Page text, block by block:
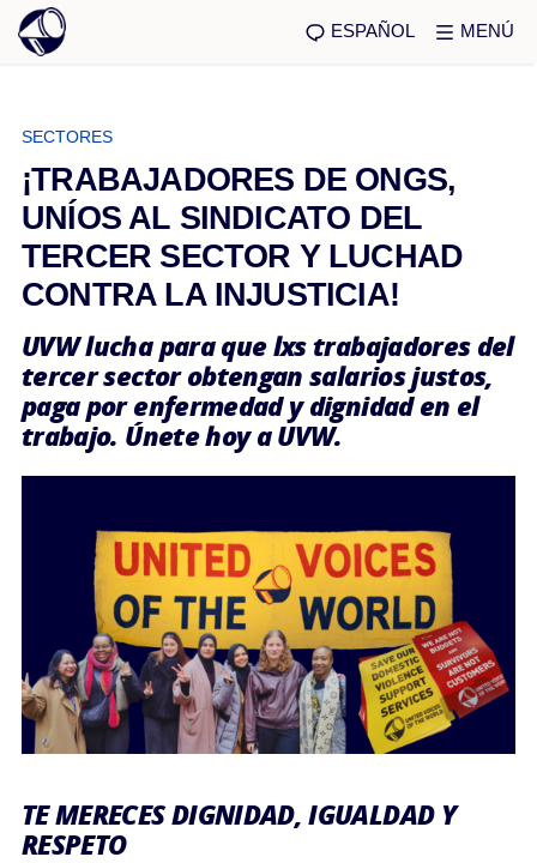
ESPAÑOL MENÚ
SECTORES
¡TRABAJADORES DE ONGS,
UNÍOS AL SINDICATO DEL
TERCER SECTOR Y LUCHAD
CONTRA LA INJUSTICIA!
UVW lucha para que lxs trabajadores del
tercer sector obtengan salarios justos,
paga por enfermedad y dignidad en el
trabajo. Únete hoy a UVW.
TE MERECES DIGNIDAD, IGUALDAD Y
RESPETO